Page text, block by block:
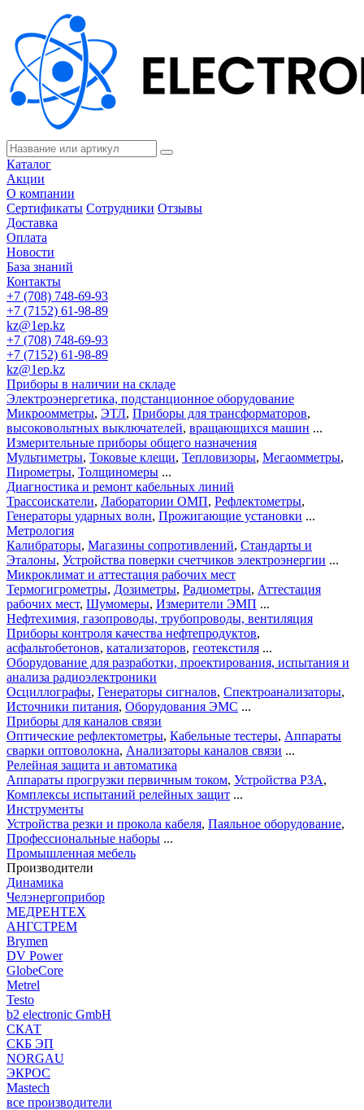
Каталог
Акции
О компании
Сертификаты Сотрудники Отзывы
Доставка
Оплата
Новости
База знаний
Контакты
+7 (708) 748-69-93
+7 (7152) 61-98-89
kz@1ep.kz
+7 (708) 748-69-93
+7 (7152) 61-98-89
kz@1ep.kz
Приборы в наличии на складе
Электроэнергетика, подстанционное оборудование
Микроомметры, ЭТЛ, Приборы для трансформаторов,
высоковольтных выключателей, вращающихся машин ...
Измерительные приборы общего назначения
Мультиметры, Токовые клещи, Тепловизоры, Мегаомметры,
Пирометры, Толщиномеры ...
Диагностика и ремонт кабельных линий
Трассоискатели, Лаборатории ОМП, Рефлектометры,
Генераторы ударных волн, Прожигающие установки ...
Метрология
Калибраторы, Магазины сопротивлений, Стандарты и
Эталоны, Устройства поверки счетчиков электроэнергии ...
Микроклимат и аттестация рабочих мест
Термогигрометры, Дозиметры, Радиометры, Аттестация
рабочих мест, Шумомеры, Измерители ЭМП ...
Нефтехимия, газопроводы, трубопроводы, вентиляция
Приборы контроля качества нефтепродуктов,
асфальтобетонов, катализаторов, геотекстиля ...
Оборудование для разработки, проектирования, испытания и
анализа радиоэлектроники
Осциллографы, Генераторы сигналов, Спектроанализаторы,
Источники питания, Оборудования ЭМС ...
Приборы для каналов связи
Оптические рефлектометры, Кабельные тестеры, Аппараты
сварки оптоволокна, Анализаторы каналов связи ...
Релейная защита и автоматика
Аппараты прогрузки первичным током, Устройства РЗА,
Комплексы испытаний релейных защит ...
Инструменты
Устройства резки и прокола кабеля, Паяльное оборудование,
Профессиональные наборы ...
Промышленная мебель
Производители
Динамика
Челэнергоприбор
МЕДРЕНТЕХ
АНГСТРЕМ
Brymen
DV Power
GlobeCore
Metrel
Testo
b2 electronic GmbH
СКАТ
СКБ ЭП
NORGAU
ЭКРОС
Mastech
все производители